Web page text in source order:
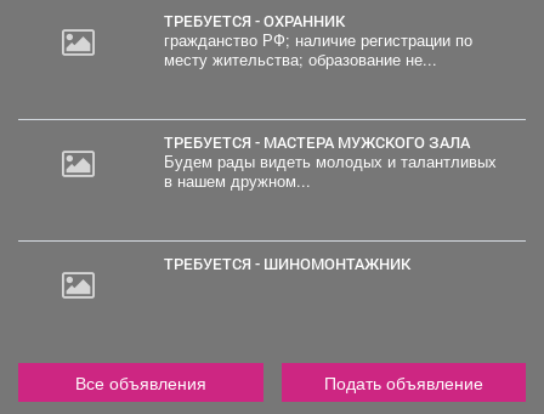
ТРЕБУЕТСЯ - ОХРАННИК
гражданство РФ; наличие регистрации по
месту жительства; образование не...
ТРЕБУЕТСЯ - МАСТЕРА МУЖСКОГО ЗАЛА
Будем рады видеть молодых и талантливых
в нашем дружном...
ТРЕБУЕТСЯ - ШИНОМОНТАЖНИК
Все объявления Подать объявление